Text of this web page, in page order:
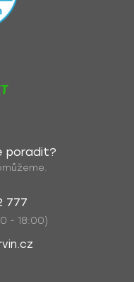
poradit?
777
- 18:00)